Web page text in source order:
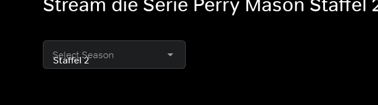
Stream die Serie Perry Mason Staffel
Select Season